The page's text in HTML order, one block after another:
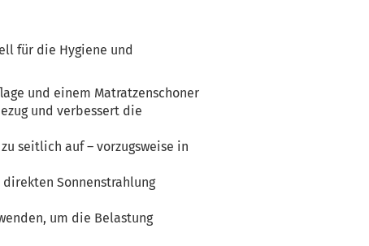
für die Hygiene und
und einem Matratzenschoner
und verbessert die
seitlich auf – vorzugsweise in
Sonnenstrahlung
um die Belastung